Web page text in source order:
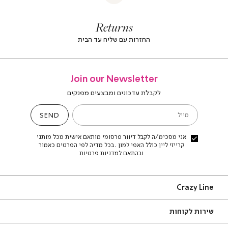
banner
(4)
Returns
החזרות עם שליח עד הבית
Crazy Line
סניפיםלקוחותשירות לקוחות
Join our Newsletter
לקבלת עדכונים ומבצעים מפנקים
מייל
אני מסכימ/ה לקבל דיוור פרסומי מותאם אישית מכל מותגי
קרייזי ליין כולל האפי למון . בכל מדיה לפי הפרטים כאמור
ובהתאם למדניות פרטיות
SEND